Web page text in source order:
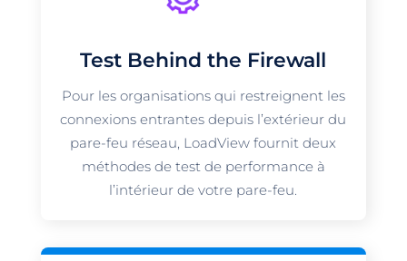
Test Behind the Firewall
Pour les organisations qui restreignent les
connexions entrantes depuis l’extérieur du
pare-feu réseau, LoadView fournit deux
méthodes de test de performance à
l’intérieur de votre pare-feu.